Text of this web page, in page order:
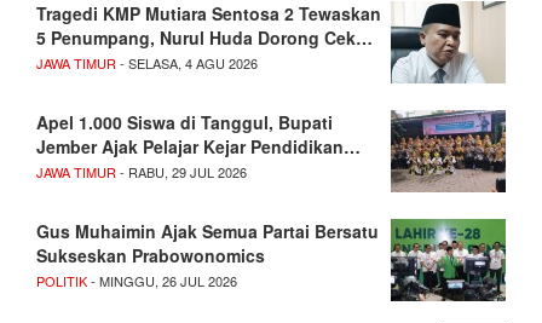
Tragedi KMP Mutiara Sentosa 2 Tewaskan
5 Penumpang, Nurul Huda Dorong Cek…
JAWA TIMUR - SELASA, 4 AGU 2026
Apel 1.000 Siswa di Tanggul, Bupati
Jember Ajak Pelajar Kejar Pendidikan…
JAWA TIMUR - RABU, 29 JUL 2026
Gus Muhaimin Ajak Semua Partai Bersatu
Sukseskan Prabowonomics
POLITIK- MINGGU, 26 JUL 2026